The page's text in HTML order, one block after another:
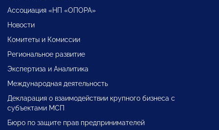
Ассоциация «НП «ОПОРА»
Новости
Комитеты и Комиссии
Региональное развитие
Экспертиза и Аналитика
Международная деятельность
Декларация о взаимодействии крупного бизнеса с
субъектами МСП
Бюро по защите прав предпринимателей